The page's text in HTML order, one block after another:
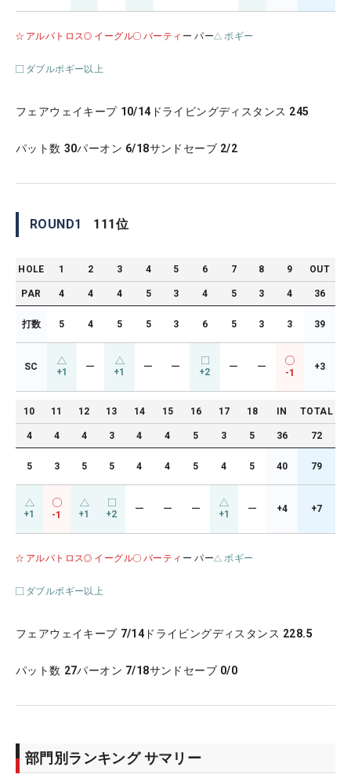
アルバトロス イーグル バーティ ー パー ボギー
ダブルボギー以上
フェアウェイキープ 10/14 ドライビングディスタンス 245
パット数 30パーオン 6/18サンドセーブ 2/2
ROUND1 111 位
HOLE 1 2 3 4 5 6 7 8 9 OUT
PAR 4 4 4 5 3 4 5 3 4 36
打数 5 4 5 5 3 6 5 3 3 39
SC +1 ー +1 ー ー +2 ー ー
-1
+3
10 11 12 13 14 15 16 17 18 IN TOTAL
4 4 4 3 4 4 5 3 5 36 72
5 3 5 5 4 4 5 4 5 40 79
+1 -1 +1 +2 ー ー ー +1 ー +4 +7
アルバトロス イーグル バーティ ー パー ボギー
ダブルボギー以上
フェアウェイキープ 7/14 ドライビングディスタンス 228.5
パット数 27パーオン 7/18サンドセーブ 0/0
部門別ランキング サマリー